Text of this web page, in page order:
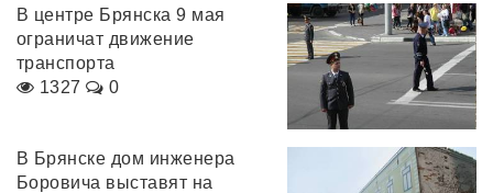
В центре Брянска 9 мая
ограничат движение
транспорта
1327
0
В Брянске дом инженера
Боровича выставят на